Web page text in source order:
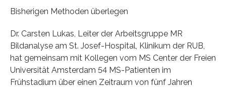
Bisherigen Methoden überlegen
Dr. Carsten Lukas, Leiter der Arbeitsgruppe MR
Bildanalyse am St. Josef-Hospital, Klinikum der RUB,
hat gemeinsam mit Kollegen vom MS Center der Freien
Universität Amsterdam 54 MS-Patienten im
Frühstadium über einen Zeitraum von fünf Jahren